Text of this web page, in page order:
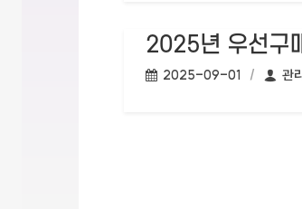
2025년 우선구
작성일:
2025-09-01 작
관